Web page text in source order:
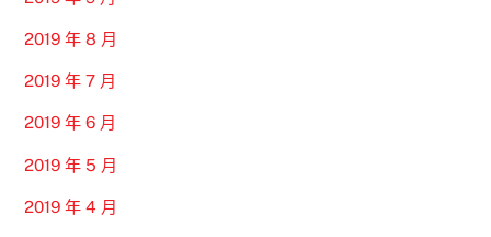
2019 年 8 月
2019 年 7 月
2019 年 6 月
2019 年 5 月
2019 年 4 月